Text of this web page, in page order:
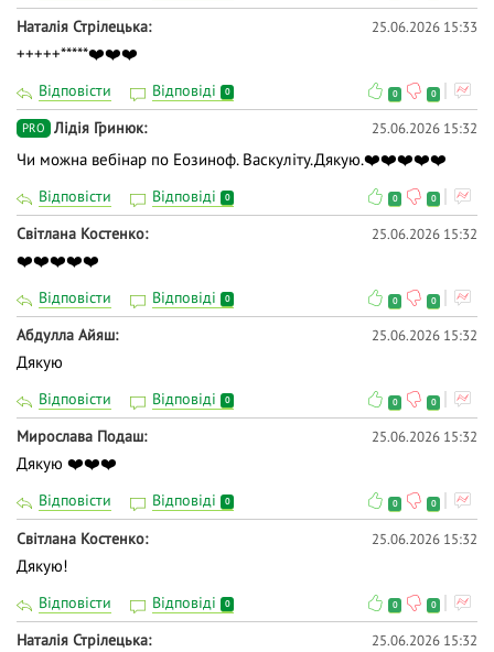
Наталія Стрілецька 25.06.2026 15:33
+++++*****❤️❤️❤️
Відповісти Відповіді 0 0 0
PRO Лідія Гринюк 25.06.2026 15:32
Чи можна вебінар по Еозиноф. Васкуліту.Дякую.❤️❤️❤️❤️❤️
Відповісти Відповіді 0 0 0
Світлана Костенко 25.06.2026 15:32
❤️❤️❤️❤️❤️
Відповісти Відповіді 0 0 0
Абдулла Айяш 25.06.2026 15:32
Дякую
Відповісти Відповіді 0 0 0
Мирослава Подаш 25.06.2026 15:32
Дякую ❤️❤️❤️
Відповісти Відповіді 0 0 0
Світлана Костенко 25.06.2026 15:32
Дякую!
Відповісти Відповіді 0 0 0
Наталія Стрілецька 25.06.2026 15:32